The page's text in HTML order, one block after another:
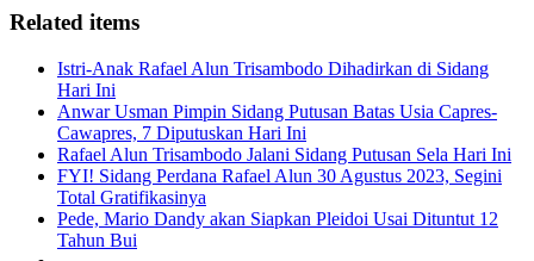
Related items
Istri-Anak Rafael Alun Trisambodo Dihadirkan di Sidang
Hari Ini
Anwar Usman Pimpin Sidang Putusan Batas Usia Capres-
Cawapres, 7 Diputuskan Hari Ini
Rafael Alun Trisambodo Jalani Sidang Putusan Sela Hari Ini
FYI! Sidang Perdana Rafael Alun 30 Agustus 2023, Segini
Total Gratifikasinya
Pede, Mario Dandy akan Siapkan Pleidoi Usai Dituntut 12
Tahun Bui